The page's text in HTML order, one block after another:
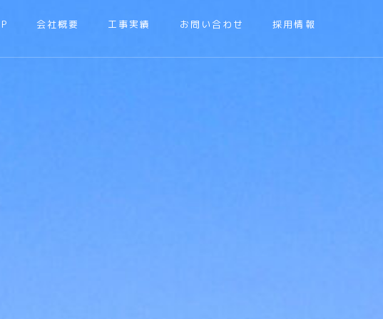
会社概要 工事実績 お問い合わせ 採用情報